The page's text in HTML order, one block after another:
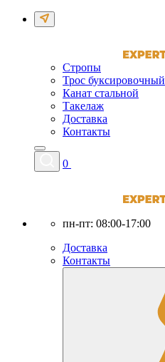
Стропы
Трос буксировочный
Канат стальной
Такелаж
Доставка
Контакты
0
пн-пт: 08:00-17:00
Доставка
Контакты